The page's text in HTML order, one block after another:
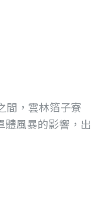
間，雲林箔子寮
體風暴的影響，出